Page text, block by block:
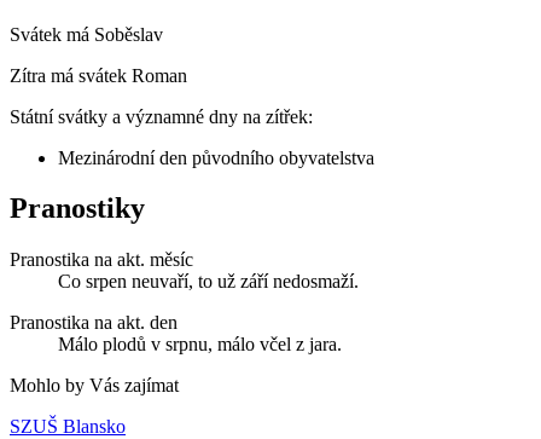
Svátek má Soběslav
Zítra má svátek Roman
Státní svátky a významné dny na zítřek:
Mezinárodní den původního obyvatelstva
Pranostiky
Pranostika na akt. měsíc
Co srpen neuvaří, to už září nedosmaží.
Pranostika na akt. den
Málo plodů v srpnu, málo včel z jara.
Mohlo by Vás zajímat
SZUŠ Blansko